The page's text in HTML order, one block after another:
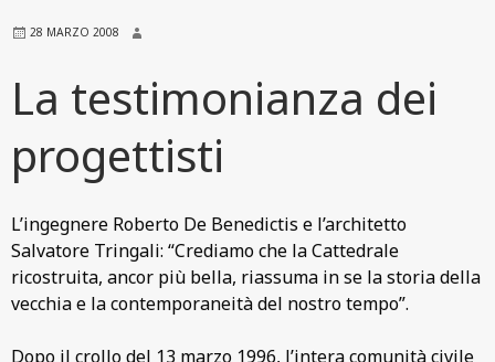
28 MARZO 2008
La testimonianza dei
progettisti
L’ingegnere Roberto De Benedictis e l’architetto
Salvatore Tringali: “Crediamo che la Cattedrale
ricostruita, ancor più bella, riassuma in se la storia della
vecchia e la contemporaneità del nostro tempo”.
Dopo il crollo del 13 marzo 1996, l’intera comunità civile